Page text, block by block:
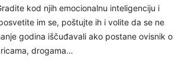
kod njih emocionalnu inteligenciju i
im se, poštujte ih i volite da se ne
godina iščuđavali ako postane ovisnik o
drogama…